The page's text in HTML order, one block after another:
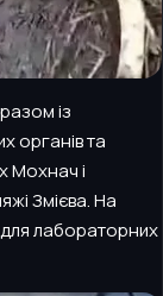
із
органів та
Мохнач і
Змієва. На
для лабораторних